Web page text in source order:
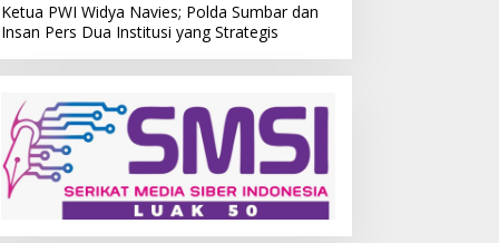
Ketua PWI Widya Navies; Polda Sumbar dan
Insan Pers Dua Institusi yang Strategis